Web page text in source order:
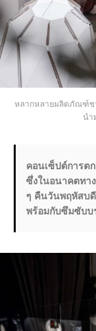
หลากหลายผลิตภัณฑ์ชา
นำ
คอนเซ็ปต์การต
ซึ่งในอนาคตทา
ๆ คืนวันพฤหัสบดี
พร้อมกับซึมซับบ